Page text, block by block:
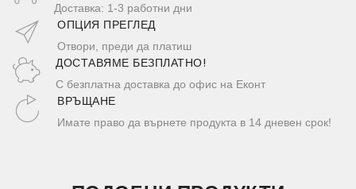
Доставка: 1-3 работни дни
ОПЦИЯ ПРЕГЛЕД
Отвори, преди да платиш
ДОСТАВЯМЕ БЕЗПЛАТНО!
С безплатна доставка до офис на Еконт
ВРЪЩАНЕ
Имате право да върнете продукта в 14 дневен срок!